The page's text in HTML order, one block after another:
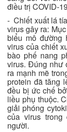
điều trị COVID-
- Chiết xuất lá
virus gây ra:
biểu mô đường
virus của chiết
bào phế nang
virus. Đúng như
ra mạnh mẽ
protein đã tăng
đều bị ức chế
liều phụ thuộc.
giải phóng
của virus
người.